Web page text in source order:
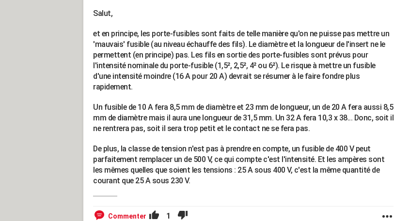
Salut,
et en principe, les porte-fusibles sont faits de telle manière qu'on ne puisse pas mettre un
'mauvais' fusible (au niveau échauffe des fils). Le diamètre et la longueur de l'insert ne le
permettent (en principe) pas. Les fils en sortie des porte-fusibles sont prévus pour
l'intensité nominale du porte-fusible (1,5², 2,5², 4² ou 6²). Le risque à mettre un fusible
d'une intensité moindre (16 A pour 20 A) devrait se résumer à le faire fondre plus
rapidement.
Un fusible de 10 A fera 8,5 mm de diamètre et 23 mm de longueur, un de 20 A fera aussi 8,5
mm de diamètre mais il aura une longueur de 31,5 mm. Un 32 A fera 10,3 x 38... Donc, soit il
ne rentrera pas, soit il sera trop petit et le contact ne se fera pas.
De plus, la classe de tension n'est pas à prendre en compte, un fusible de 400 V peut
parfaitement remplacer un de 500 V, ce qui compte c'est l'intensité. Et les ampères sont
les mêmes quelles que soient les tensions : 25 A sous 400 V, c'est la même quantité de
courant que 25 A sous 230 V.
Commenter 1